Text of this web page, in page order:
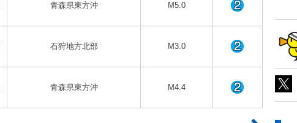
青森県東方沖 M5.0
石狩地方北部 M3.0
青森県東方沖 M4.4